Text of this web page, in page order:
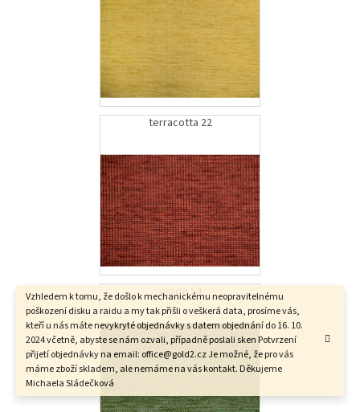
Vzhledem k tomu, že došlo k mechanickému neopravitelnému
poškození disku a raidu a my tak přišli o veškerá data, prosíme vás,
kteří u nás máte nevykryté objednávky s datem objednání do 16. 10.
2024 včetně, abyste se nám ozvali, případně poslali sken Potvrzení
přijetí objednávky na email: office@gold2.cz Je možné, že pro vás
máme zboží skladem, ale nemáme na vás kontakt. Děkujeme
Michaela Sládečková
terracotta 22
verde 54